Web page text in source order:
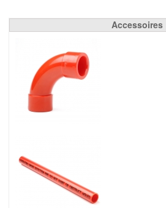
Accessoires